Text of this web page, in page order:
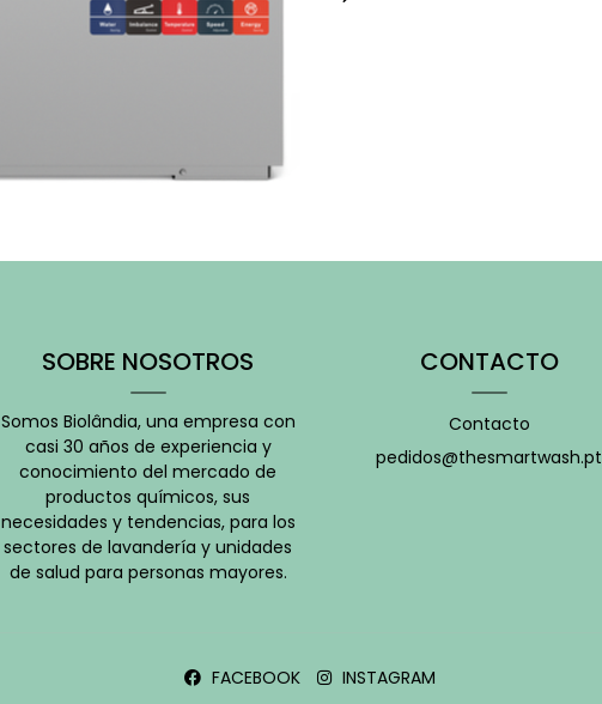
SOBRE NOSOTROS
Somos Biolândia, una empresa con
casi 30 años de experiencia y
conocimiento del mercado de
productos químicos, sus
necesidades y tendencias, para los
sectores de lavandería y unidades
de salud para personas mayores.
CONTACTO
Contacto
pedidos@thesmartwash.pt
FACEBOOK INSTAGRAM